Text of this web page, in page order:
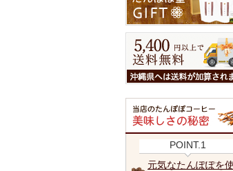
POINT.1
元気なたんぽぽを使